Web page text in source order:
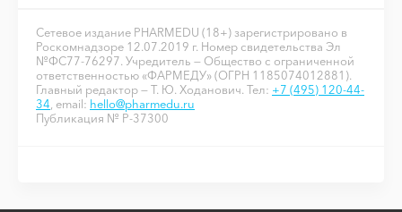
Сетевое издание PHARMEDU (18+) зарегистрировано в
Роскомнадзоре 12.07.2019 г. Номер свидетельства Эл
№ФС77-76297. Учредитель — Общество с ограниченной
ответственностью «ФАРМЕДУ» (ОГРН 1185074012881).
Главный редактор — Т. Ю. Ходанович. Тел: +7 (495) 120-44-
34 , email: hello@pharmedu.ru
Публикация № P-37300